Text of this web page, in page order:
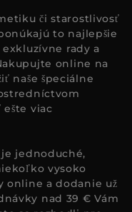
či starostlivosť
to najlepšie
exkluzívne rady a
online na
naše špeciálne
viac
je jednoduché,
vysoko
online a dodanie už
nad 39 € Vám